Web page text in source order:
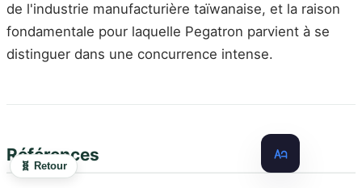
de l'industrie manufacturière taïwanaise, et la raison
fondamentale pour laquelle Pegatron parvient à se
distinguer dans une concurrence intense.
Références
🧬 Retour